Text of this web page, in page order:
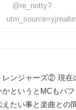
@re_notty?
レンジャーズ② 現在
かというとMCもパ
えたい事と楽曲との